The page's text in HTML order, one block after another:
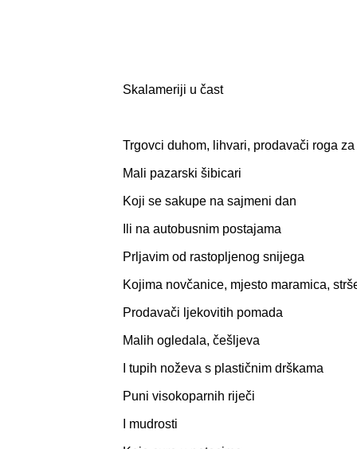
Skalameriji u čast
Trgovci duhom, lihvari, prodavači roga
Mali pazarski šibicari
Koji se sakupe na sajmeni dan
Ili na autobusnim postajama
Prljavim od rastopljenog snijega
Kojima novčanice, mjesto maramica,
Prodavači ljekovitih pomada
Malih ogledala, češljeva
I tupih noževa s plastičnim drškama
Puni visokoparnih riječi
I mudrosti